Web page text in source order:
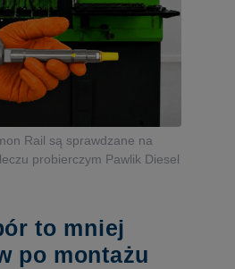
Rail są sprawdzane na
probierczym Pawlik Diesel
to mniej
po montażu